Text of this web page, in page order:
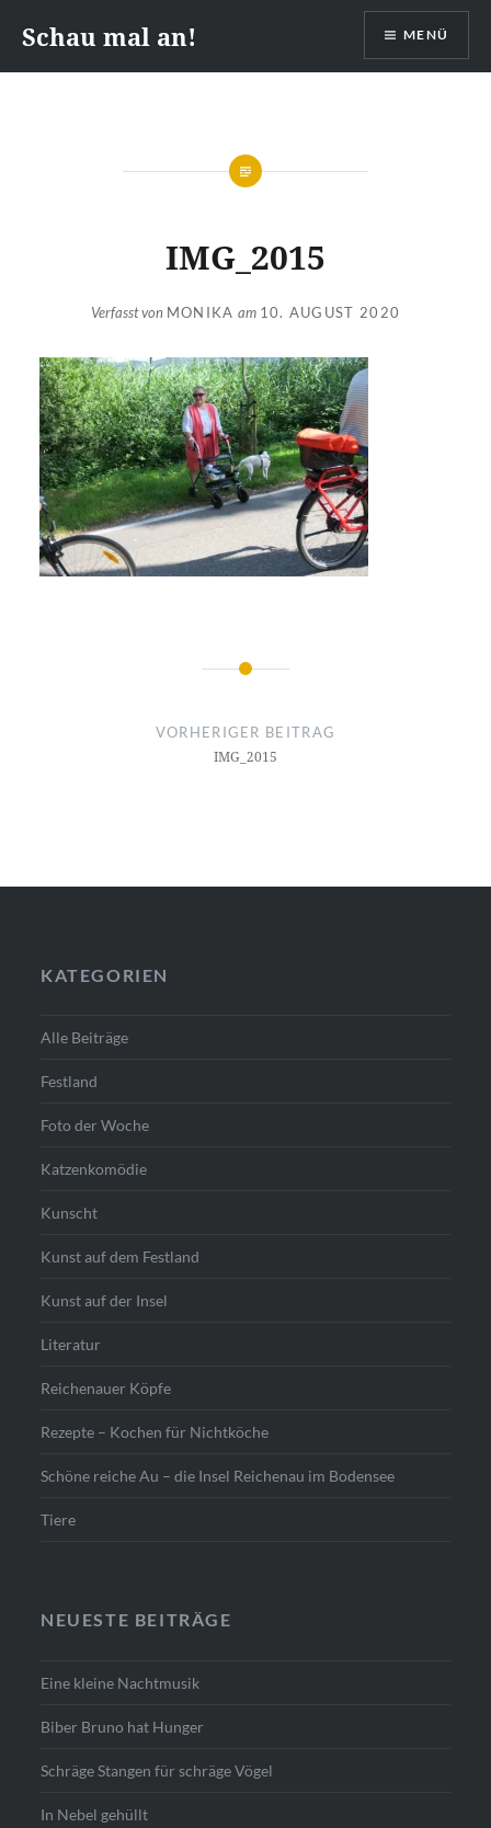
Inhalt
springen
Schau mal an! MENÜ
IMG_2015
Verfasst von MONIKA am 10. AUGUST 2020
Beitragsnavigation
VORHERIGER BEITRAG
IMG_2015
KATEGORIEN
Alle Beiträge
Festland
Foto der Woche
Katzenkomödie
Kunscht
Kunst auf dem Festland
Kunst auf der Insel
Literatur
Reichenauer Köpfe
Rezepte – Kochen für Nichtköche
Schöne reiche Au – die Insel Reichenau im Bodensee
Tiere
NEUESTE BEITRÄGE
Eine kleine Nachtmusik
Biber Bruno hat Hunger
Schräge Stangen für schräge Vögel
In Nebel gehüllt